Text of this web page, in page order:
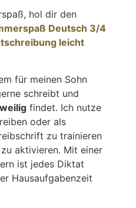
hol dir den
Deutsch 3/4
leicht
für meinen Sohn
schreibt und
findet. Ich nutze
oder als
zu trainieren
aktivieren. Mit einer
ist jedes Diktat
Hausaufgabenzeit